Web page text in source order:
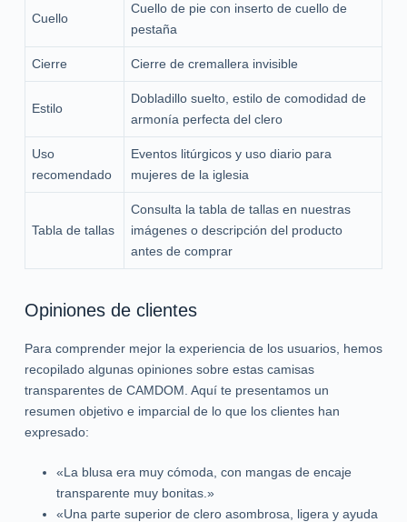
Cuello
Cuello de pie con inserto de cuello de
pestaña
Cierre Cierre de cremallera invisible
Estilo
Dobladillo suelto, estilo de comodidad de
armonía perfecta del clero
Uso
recomendado
Eventos litúrgicos y uso diario para
mujeres de la iglesia
Tabla de tallas
Consulta la tabla de tallas en nuestras
imágenes o descripción del producto
antes de comprar
Opiniones de clientes
Para comprender mejor la experiencia de los usuarios, hemos
recopilado algunas opiniones sobre estas camisas
transparentes de CAMDOM. Aquí te presentamos un
resumen objetivo e imparcial de lo que los clientes han
expresado:
«La blusa era muy cómoda, con mangas de encaje
transparente muy bonitas.»
«Una parte superior de clero asombrosa, ligera y ayuda